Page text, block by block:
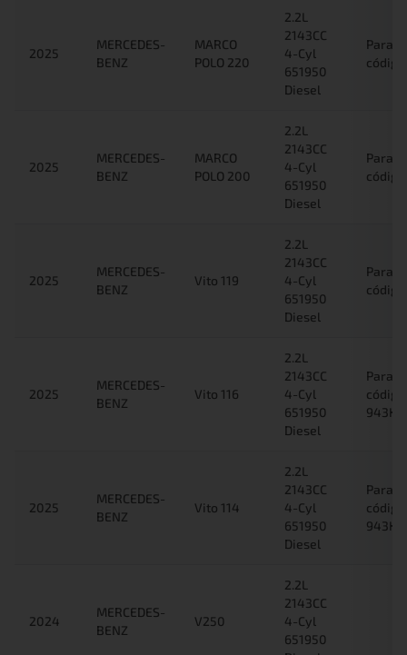
2025
MERCEDES-
BENZ
MARCO
POLO 220
2.2L
2143CC
4-Cyl
651950
Diesel
Para
2025
MERCEDES-
BENZ
MARCO
POLO 200
2.2L
2143CC
4-Cyl
651950
Diesel
Para
2025
MERCEDES-
BENZ
Vito 119
2.2L
2143CC
4-Cyl
651950
Diesel
Para
2025
MERCEDES-
BENZ
Vito 116
2.2L
2143CC
4-Cyl
651950
Diesel
Para
código
943K/
2025
MERCEDES-
BENZ
Vito 114
2.2L
2143CC
4-Cyl
651950
Diesel
Para
código
943K/
2024
MERCEDES-
BENZ
V250
2.2L
2143CC
4-Cyl
651950